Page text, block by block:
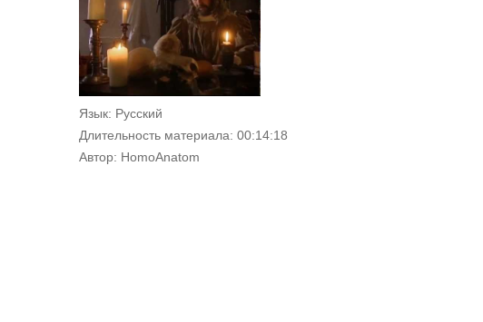
Язык: Русский
Длительность материала: 00:14:18
Автор: HomoAnatom